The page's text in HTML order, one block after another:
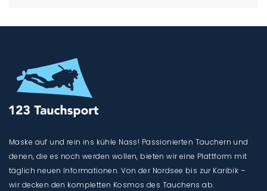
Maske auf und rein ins kühle Nass! Passionierten Tauchern und
denen, die es noch werden wollen, bieten wir eine Plattform mit
täglich neuen Informationen. Von der Nordsee bis zur Karibik –
wir decken den kompletten Kosmos des Tauchens ab.